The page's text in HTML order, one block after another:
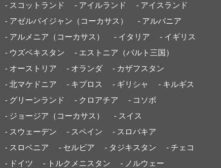
- スコットランド
- アイルランド
- アイスランド
- アゼルバイジャン（コーカサス）
- アルバニア
- アルメニア（コーカサス）
- イタリア
- イギリス
- ウズベキスタン
- エストニア（バルト三国）
- オーストリア
- オランダ
- カザフスタン
- 北マケドニア
- キプロス - ギリシャ
- キルギス
- グリーンランド
- クロアチア
- コソボ
- ジョージア（コーカサス）
- スイス
- スウェーデン
- スペイン
- スロバキア
- スロベニア
- セルビア - タジキスタン
- チェコ
- ドイツ
- トルクメニスタン
- ノルウェー